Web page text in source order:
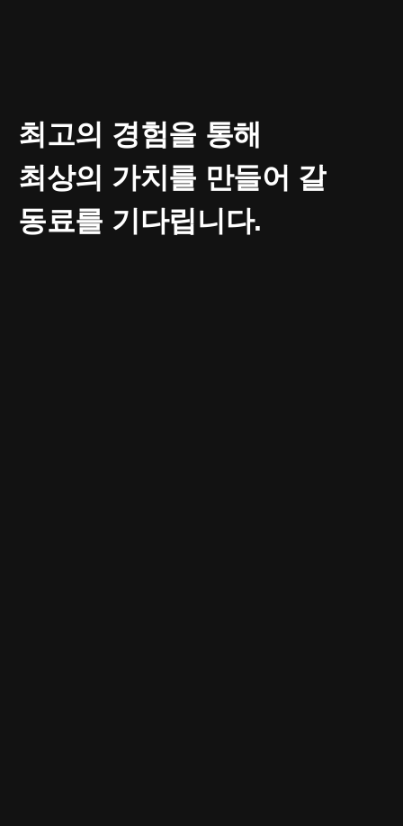
최고의 경험을 통해
최상의 가치를 만들어 갈
동료를 기다립니다.